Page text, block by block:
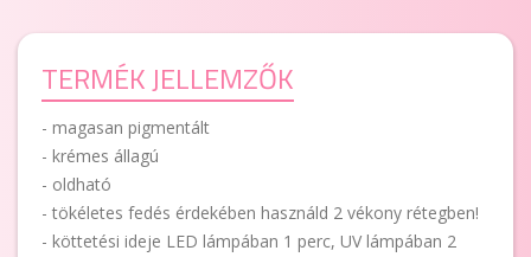
TERMÉK JELLEMZŐK
- magasan pigmentált
- krémes állagú
- oldható
- tökéletes fedés érdekében használd 2 vékony rétegben!
- köttetési ideje LED lámpában 1 perc, UV lámpában 2